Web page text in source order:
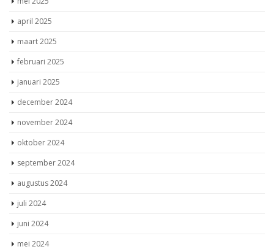
april 2025
maart 2025
februari 2025
januari 2025
december 2024
november 2024
oktober 2024
september 2024
augustus 2024
juli 2024
juni 2024
mei 2024